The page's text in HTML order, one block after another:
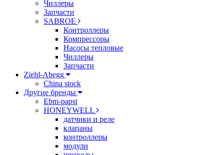
Чиллеры
Запчасти
SABROE
Контроллеры
Компрессоры
Насосы тепловые
Чиллеры
Запчасти
Ziehl-Abegg
China stock
Другие бренды
Ebm-papst
HONEYWELL
датчики и реле
клапаны
контроллеры
модули